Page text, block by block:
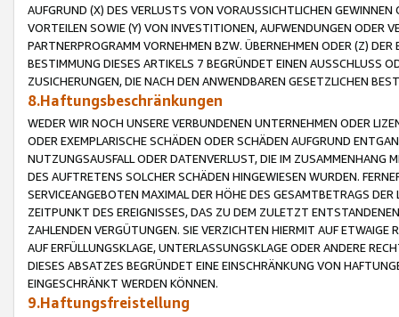
AUFGRUND (X) DES VERLUSTS VON VORAUSSICHTLICHEN
VORTEILEN SOWIE (Y) VON INVESTITIONEN, AUFWENDUNGEN ODER
PARTNERPROGRAMM VORNEHMEN BZW. ÜBERNEHMEN ODER (Z)
BESTIMMUNG DIESES ARTIKELS 7 BEGRÜNDET EINEN AUSSCHLUSS
ZUSICHERUNGEN, DIE NACH DEN ANWENDBAREN GESETZLICHEN
8.Haftungsbeschränkungen
WEDER WIR NOCH UNSERE VERBUNDENEN UNTERNEHMEN ODER
ODER EXEMPLARISCHE SCHÄDEN ODER SCHÄDEN AUFGRUND
NUTZUNGSAUSFALL ODER DATENVERLUST, DIE IM ZUSAMMENHANG
DES AUFTRETENS SOLCHER SCHÄDEN HINGEWIESEN WURDEN.
SERVICEANGEBOTEN MAXIMAL DER HÖHE DES GESAMTBETRAGS
ZEITPUNKT DES EREIGNISSES, DAS ZU DEM ZULETZT
ZAHLENDEN VERGÜTUNGEN. SIE VERZICHTEN HIERMIT AUF
AUF ERFÜLLUNGSKLAGE, UNTERLASSUNGSKLAGE ODER ANDERE
DIESES ABSATZES BEGRÜNDET EINE EINSCHRÄNKUNG VON
EINGESCHRÄNKT WERDEN KÖNNEN.
9.Haftungsfreistellung